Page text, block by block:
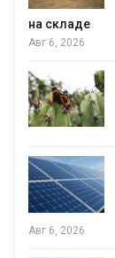
на складе
Авг 6, 2026
Авг 6, 2026